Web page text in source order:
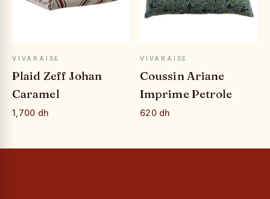
APERÇU RAPIDE
VIVARAISE
Plaid Zeff Johan
Caramel
1,700 dh
APERÇU RAPIDE
VIVARAISE
Coussin Ariane
Imprime Petrole
620 dh